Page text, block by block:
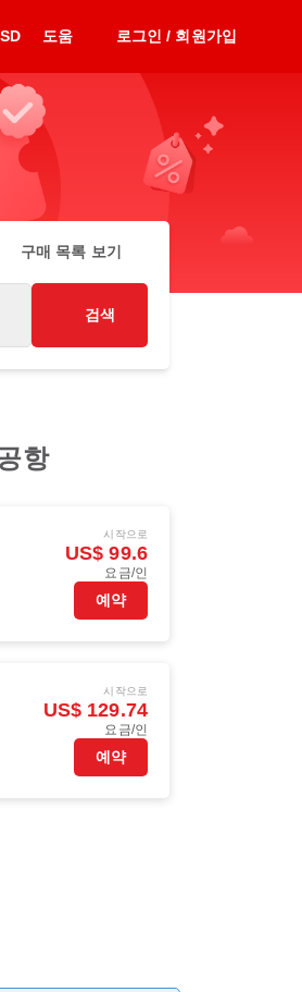
도움 로그인 / 회원가입
구매 목록 보기
검색
항
시작으로
US$ 99.6
요금/인
예약
시작으로
US$ 129.74
요금/인
예약